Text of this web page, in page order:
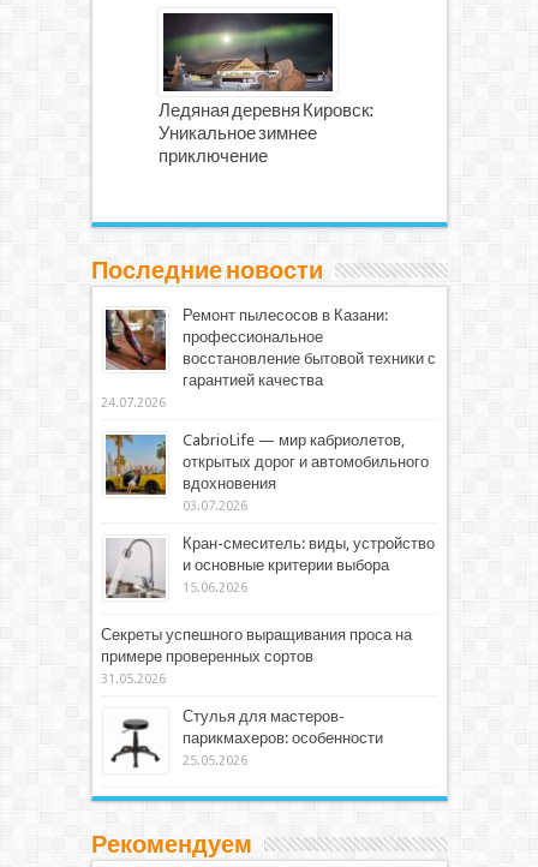
Ледяная деревня Кировск:
Уникальное зимнее
приключение
Последние новости
Ремонт пылесосов в Казани:
профессиональное
восстановление бытовой техники с
гарантией качества
24.07.2026
CabrioLife — мир кабриолетов,
открытых дорог и автомобильного
вдохновения
03.07.2026
Кран-смеситель: виды, устройство
и основные критерии выбора
15.06.2026
Секреты успешного выращивания проса на
примере проверенных сортов
31.05.2026
Стулья для мастеров-
парикмахеров: особенности
25.05.2026
Рекомендуем